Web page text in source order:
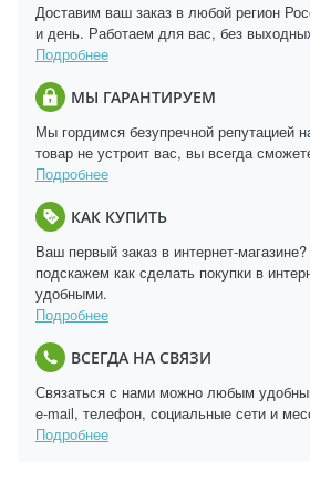
Доставим ваш заказ в любой регион
и день. Работаем для вас, без
Подробнее
МЫ ГАРАНТИРУЕМ
Мы гордимся безупречной репутацией
товар не устроит вас, вы всегда
Подробнее
КАК КУПИТЬ
Ваш первый заказ в интернет-
подскажем как сделать покупки в
удобными.
Подробнее
ВСЕГДА НА СВЯЗИ
Связаться с нами можно любым
e-mail, телефон, социальные сети и
Подробнее